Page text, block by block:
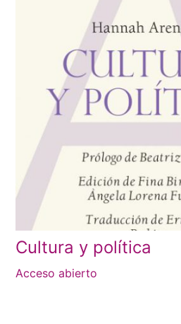
Cultura y política
Acceso abierto